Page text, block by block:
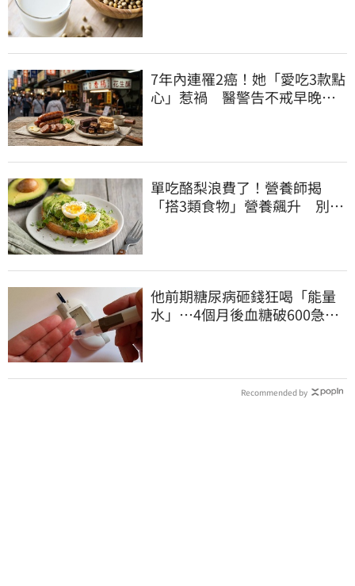
7年內連罹2癌！她「愛吃3款點
心」惹禍 醫警告不戒早晚有
單吃酪梨浪費了！營養師揭
「搭3類食物」營養飆升 別再
他前期糖尿病砸錢狂喝「能量
水」⋯4個月後血糖破600急
Recommended by